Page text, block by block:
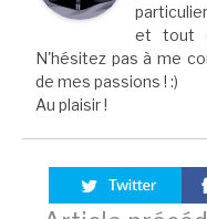
et tout
N'hésitez pas à me
de mes passions ! :)
Au plaisir !